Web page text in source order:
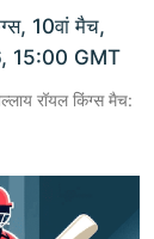
10वां मैच,
15:00 GMT
रॉयल किंग्स मैच: